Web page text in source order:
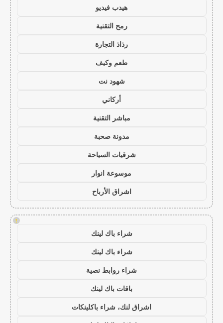
هيدب فيديو
رمح التقنية
رذاذ التجارة
طعم وكيف
شهود نت
أركاني
مباشر التقنية
مدونة صحبة
شرقيات السياحة
موسوعة انوار
اشراق الأرباح
!
شراء باك لينك
شراء باك لينك
شراء روابط نصية
باقات باك لينك
اشراق لنك، شراء باكلينكات